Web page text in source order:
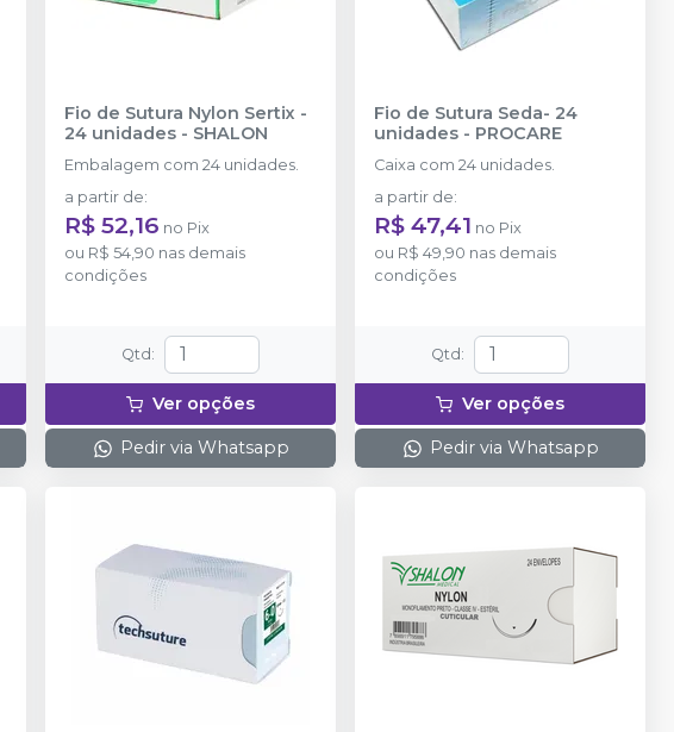
Fio de Sutura Nylon Sertix -
24 unidades - SHALON
Embalagem com 24 unidades.
a partir de:
R$ 52,16 no Pix
ou R$ 54,90 nas demais
condições
Qtd :
Ver opções
Pedir via Whatsapp
Fio de Sutura Seda- 24
unidades - PROCARE
Caixa com 24 unidades.
a partir de:
R$ 47,41 no Pix
ou R$ 49,90 nas demais
condições
Qtd :
Ver opções
Pedir via Whatsapp